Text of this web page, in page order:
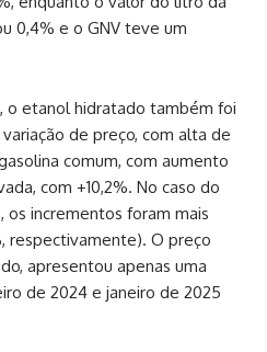
0,4% e o GNV teve um
o etanol hidratado também foi
de preço, com alta de
comum, com aumento
com +10,2%. No caso do
os incrementos foram mais
respectivamente). O preço
apresentou apenas uma
de 2024 e janeiro de 2025